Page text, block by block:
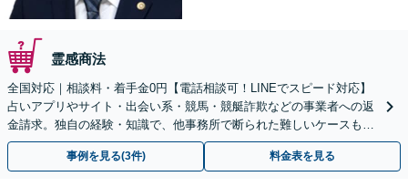
霊感商法
全国対応｜相談料・着手金0円【電話相談可！LINEでスピード対応】
占いアプリやサイト・出会い系・競馬・競艇詐欺などの事業者への返
金請求。独自の経験・知識で、他事務所で断られた難しいケースも解
決に導いた実績あり。まずはお気軽にご相談ください
事例を見る(3件) 料金表を見る